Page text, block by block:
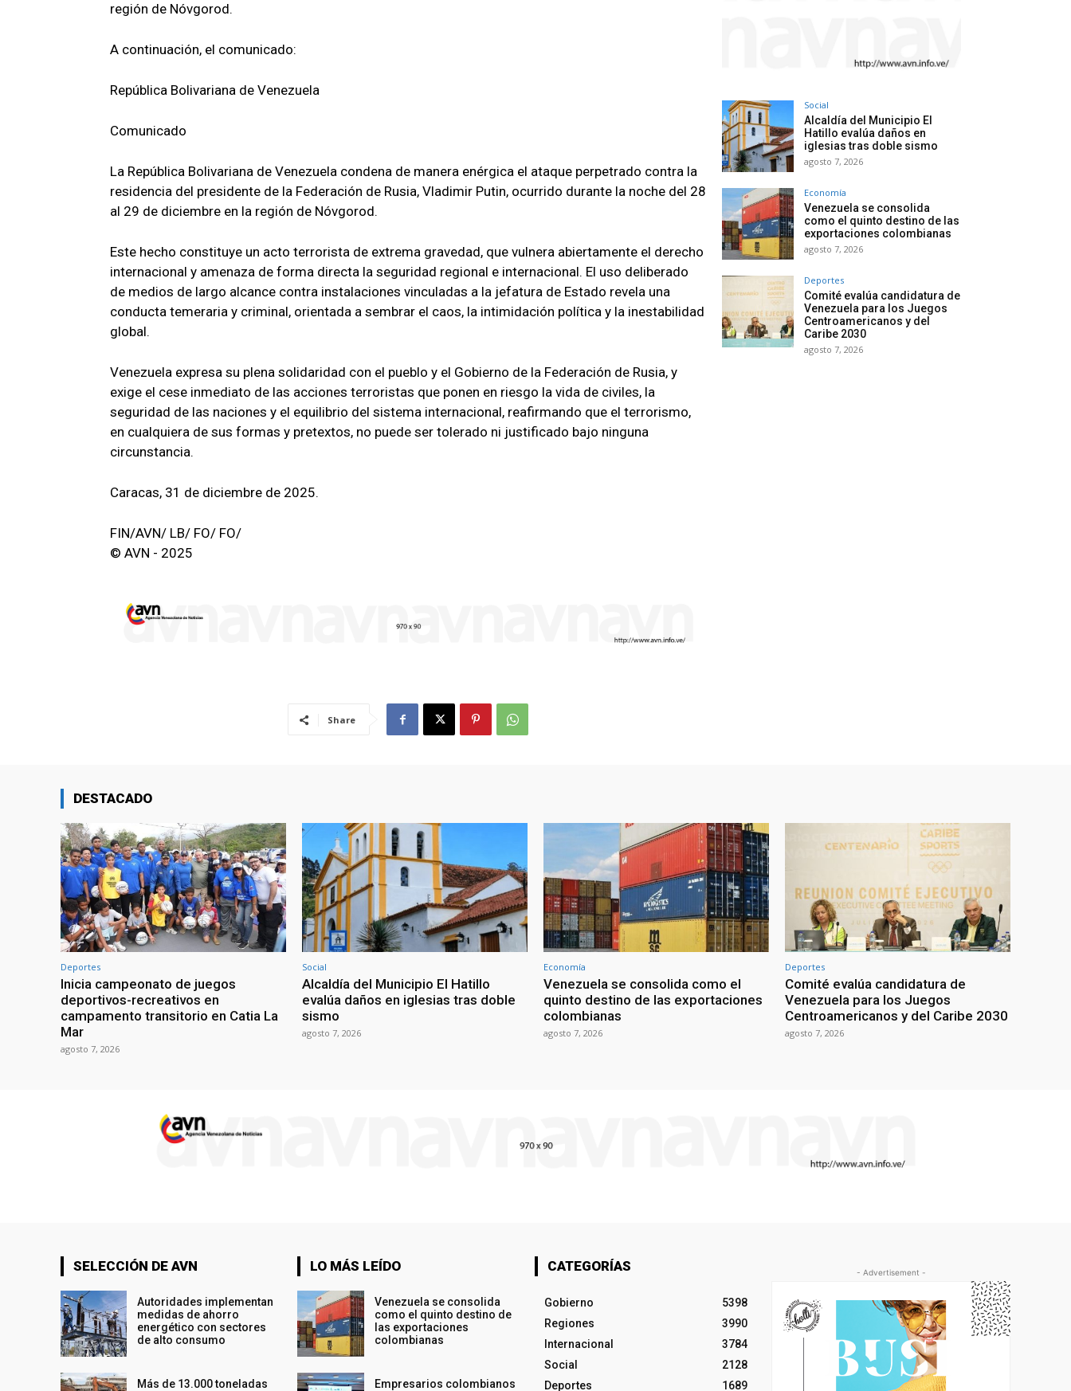
región de Nóvgorod.
A continuación, el comunicado:
República Bolivariana de Venezuela
Comunicado
La República Bolivariana de Venezuela condena de manera enérgica el ataque perpetrado contra la
residencia del presidente de la Federación de Rusia, Vladimir Putin, ocurrido durante la noche del 28
al 29 de diciembre en la región de Nóvgorod.
Este hecho constituye un acto terrorista de extrema gravedad, que vulnera abiertamente el derecho
internacional y amenaza de forma directa la seguridad regional e internacional. El uso deliberado
de medios de largo alcance contra instalaciones vinculadas a la jefatura de Estado revela una
conducta temeraria y criminal, orientada a sembrar el caos, la intimidación política y la inestabilidad
global.
Venezuela expresa su plena solidaridad con el pueblo y el Gobierno de la Federación de Rusia, y
exige el cese inmediato de las acciones terroristas que ponen en riesgo la vida de civiles, la
seguridad de las naciones y el equilibrio del sistema internacional, reafirmando que el terrorismo,
en cualquiera de sus formas y pretextos, no puede ser tolerado ni justificado bajo ninguna
circunstancia.
Caracas, 31 de diciembre de 2025.
FIN/AVN/ LB/ FO/ FO/
© AVN - 2025
Share
Social
Alcaldía del Municipio El
Hatillo evalúa daños en
iglesias tras doble sismo
agosto 7, 2026
Economía
Venezuela se consolida
como el quinto destino de las
exportaciones colombianas
agosto 7, 2026
Deportes
Comité evalúa candidatura de
Venezuela para los Juegos
Centroamericanos y del
Caribe 2030
agosto 7, 2026
DESTACADO
Deportes
Inicia campeonato de juegos
deportivos-recreativos en
campamento transitorio en Catia La
Mar
agosto 7, 2026
Social
Alcaldía del Municipio El Hatillo
evalúa daños en iglesias tras doble
sismo
agosto 7, 2026
Economía
Venezuela se consolida como el
quinto destino de las exportaciones
colombianas
agosto 7, 2026
Deportes
Comité evalúa candidatura de
Venezuela para los Juegos
Centroamericanos y del Caribe 2030
agosto 7, 2026
SELECCIÓN DE AVN
Autoridades implementan
medidas de ahorro
energético con sectores
de alto consumo
Más de 13.000 toneladas
LO MÁS LEÍDO
Venezuela se consolida
como el quinto destino de
las exportaciones
colombianas
Empresarios colombianos
CATEGORÍAS
Gobierno
5398
Regiones
3990
Internacional
3784
Social
2128
Deportes
1689
- Advertisement -